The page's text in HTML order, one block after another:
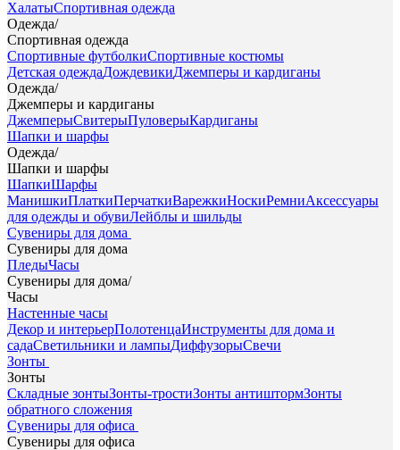
ХалатыСпортивная одежда
Одежда/
Спортивная одежда
Спортивные футболкиСпортивные костюмы
Детская одеждаДождевикиДжемперы и кардиганы
Одежда/
Джемперы и кардиганы
ДжемперыСвитерыПуловерыКардиганы
Шапки и шарфы
Одежда/
Шапки и шарфы
ШапкиШарфы
МанишкиПлаткиПерчаткиВарежкиНоскиРемниАксессуары
для одежды и обувиЛейблы и шильды
Сувениры для дома
Сувениры для дома
ПледыЧасы
Сувениры для дома/
Часы
Настенные часы
Декор и интерьерПолотенцаИнструменты для дома и
садаСветильники и лампыДиффузорыСвечи
Зонты
Зонты
Складные зонтыЗонты-тростиЗонты антиштормЗонты
обратного сложения
Сувениры для офиса
Сувениры для офиса